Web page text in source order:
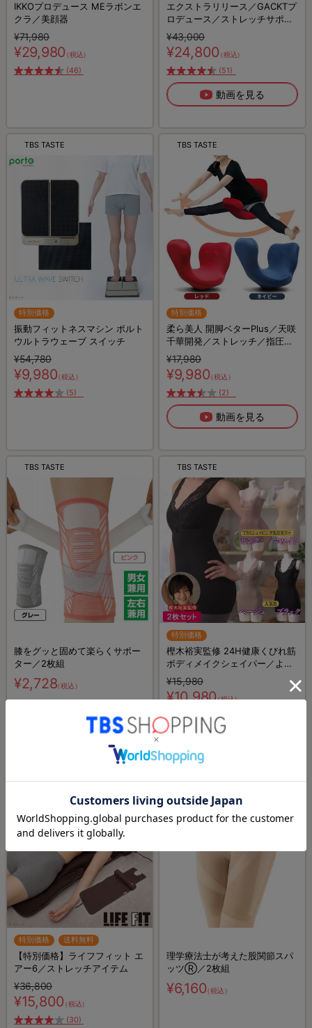
IKKOプロデュース MEラボンエ
クラ／美顔器
¥71,980
¥29,980（税込）
(46)
エクストラリリース／GACKTプ
ロデュース／ストレッチサポー
ト器具／回転ローラー
¥43,000
¥24,800（税込）
(51)
動画を見る
TBS TASTE
特別価格
振動フィットネスマシン ポルト
ウルトラウェーブ スイッチ
¥54,780
¥9,980（税込）
(5)
TBS TASTE
特別価格
柔ら美人 開脚ベターPlus／天咲
千華開発／ストレッチ／指圧代
用器
¥17,980
¥9,980（税込）
(2)
動画を見る
TBS TASTE
膝をグッと固めて楽らくサポー
ター／2枚組
¥2,728（税込）
TBS TASTE
特別価格
樫木裕実監修 24H健康くびれ筋
ボディメイクシェイパー／より
どり2枚セット／補整キャミソ
ール／1枚4役
¥15,980
¥10,980（税込）
(25)
特別価格 送料無料
【特別価格】ライフフィット エ
アー6／ストレッチアイテム
¥36,800
¥15,800（税込）
(30)
理学療法士が考えた股関節スパ
ッツⓇ／2枚組
¥6,160（税込）